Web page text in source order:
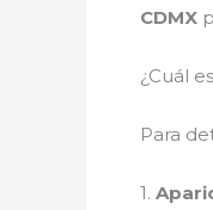
CDMX
¿Cuál
Para
1.